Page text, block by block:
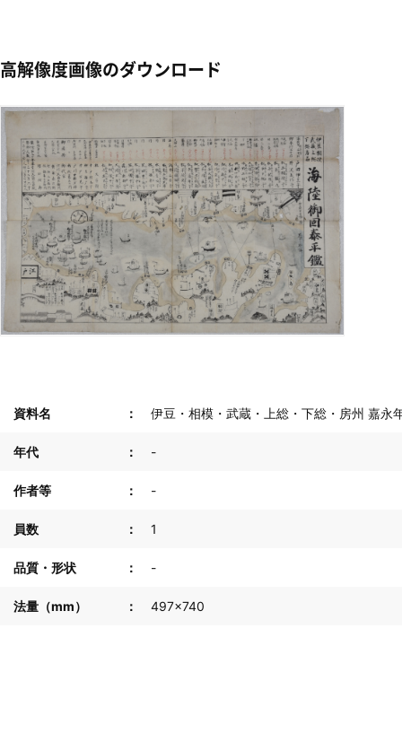
高解像度画像のダウンロード
資料名 伊豆・相模・武蔵・上総・下総・房州 嘉永
年代 -
作者等 -
員数 1
品質・形状 -
法量（mm） 497×740